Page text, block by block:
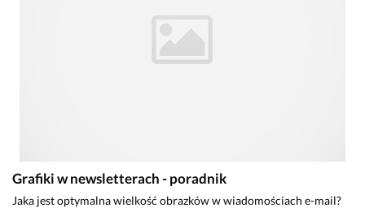
Grafiki w newsletterach - poradnik
Jaka jest optymalna wielkość obrazków w wiadomościach e-mail?